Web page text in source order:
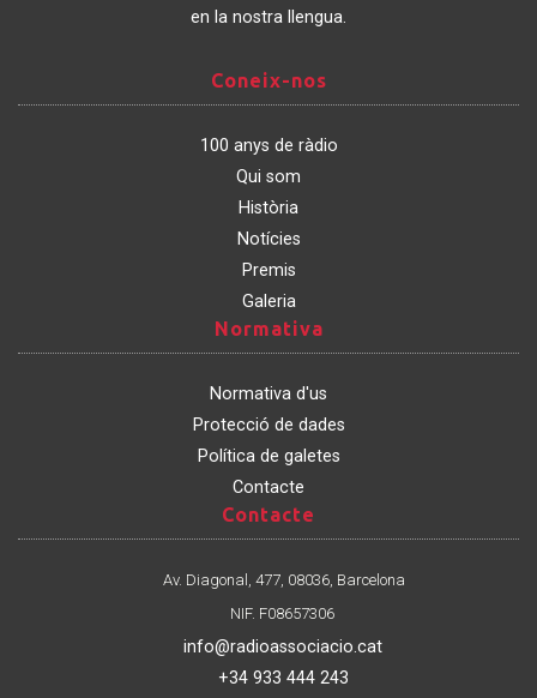
en la nostra llengua.
nos
Coneix-nos
100 anys de ràdio
Qui som
Història
Notícies
Premis
Galeria
Normativa
Normativa d'us
Protecció de dades
Política de galetes
Contacte
Contacte
Av. Diagonal, 477, 08036, Barcelona
NIF. F08657306
info@radioassociacio.cat
+34 933 444 243